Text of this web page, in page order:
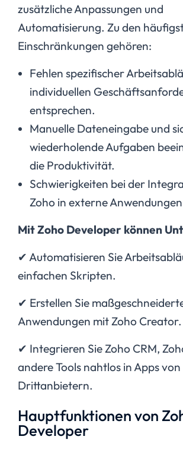
zusätzliche Anpassungen und
Automatisierung. Zu den
Einschränkungen gehören:
Fehlen spezifischer
individuellen
entsprechen.
Manuelle Dateneingabe und
wiederholende Aufgaben
die Produktivität.
Schwierigkeiten bei der
Zoho in externe
Mit Zoho Developer können
✔ Automatisieren Sie
einfachen Skripten.
✔ Erstellen Sie
Anwendungen mit Zoho Creator.
✔ Integrieren Sie Zoho CRM,
andere Tools nahtlos in Apps von
Drittanbietern.
Hauptfunktionen von
Developer